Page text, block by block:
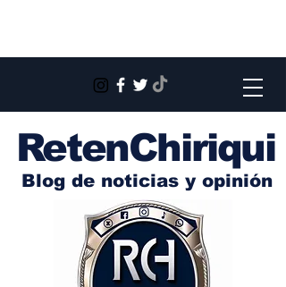
RetenChiriqui
Blog de noticias y opinión